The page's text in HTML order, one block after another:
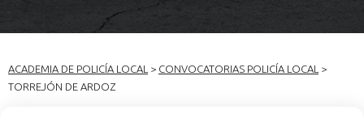
ACADEMIA DE POLICÍA LOCAL > CONVOCATORIAS POLICÍA LOCAL >
TORREJÓN DE ARDOZ